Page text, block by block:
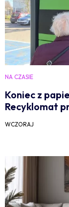
NA CZASIE
Koniec z
Recyklomat
WCZORAJ